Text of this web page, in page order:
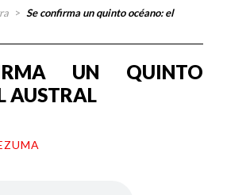
> Se confirma un quinto océano: el
UN QUINTO
AUSTRAL